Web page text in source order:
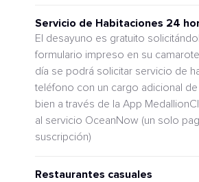
Servicio de Habitaciones 24
El desayuno es gratuito
formulario impreso en su
día se podrá solicitar servicio de
teléfono con un cargo adicional
bien a través de la App
al servicio OceanNow (un solo
suscripción)
Restaurantes casuales